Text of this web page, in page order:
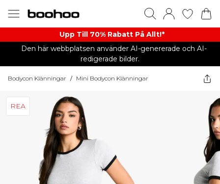
Upp Till 70% Rabatt På Allt!*
Den här webbplatsen använder AI-genererade och AI-
redigerade bilder.
Bodycon Klänningar / Mini Bodycon Klänningar
REA